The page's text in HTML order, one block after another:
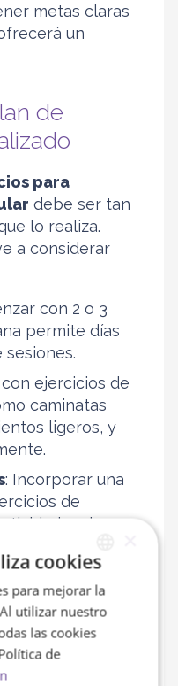
metas claras
un
de
para
debe ser tan
lo realiza.
a considerar
con 2 o 3
permite días
ejercicios de
caminatas
ligeros, y
: Incorporar una
de
de
diferentes
física.
pueden ser
minutos al
gradualmente
SPANISH
ENGLISH
cookies
para mejorar la
utilizar nuestro
las cookies
de